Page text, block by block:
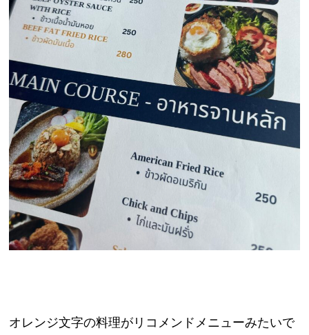
オレンジ文字の料理がリコメンドメニューみたいで